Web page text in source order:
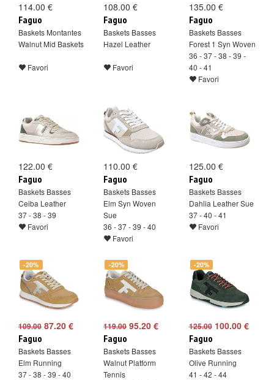
114.00 €
Faguo
Baskets Montantes
Walnut Mid Baskets
Favori
108.00 €
Faguo
Baskets Basses
Hazel Leather
Favori
135.00 €
Faguo
Baskets Basses
Forest 1 Syn Woven
36 - 37 - 38 - 39 -
40 - 41
Favori
122.00 €
Faguo
Baskets Basses
Ceiba Leather
37 - 38 - 39
Favori
110.00 €
Faguo
Baskets Basses
Elm Syn Woven
Sue
36 - 37 - 39 - 40
Favori
125.00 €
Faguo
Baskets Basses
Dahlia Leather Sue
37 - 40 - 41
Favori
-20%
109.00 87.20 €
Faguo
Baskets Basses
Elm Running
37 - 38 - 39 - 40
-20%
119.0095.20 €
Faguo
Baskets Basses
Walnut Platform
Tennis
-20%
125.00100.00 €
Faguo
Baskets Basses
Olive Running
41 - 42 - 44